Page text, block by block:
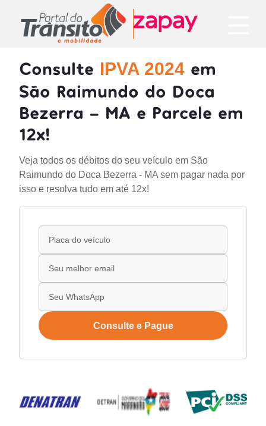
Consulte IPVA 2024 em
São Raimundo do Doca
Bezerra - MA e Parcele em
12x!
Veja todos os débitos do seu veículo em São
Raimundo do Doca Bezerra - MA sem pagar nada por
isso e resolva tudo em até 12x!
Consulte e Pague